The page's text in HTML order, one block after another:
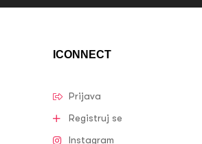
ICONNECT
Prijava
Registruj se
Instagram